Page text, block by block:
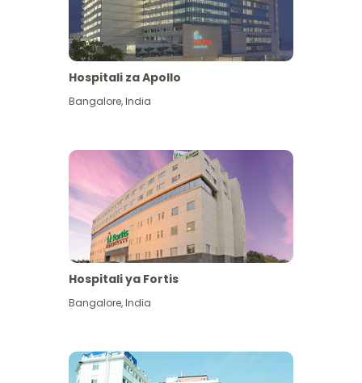
Hospitali za Apollo
Bangalore,India
Hospitali ya Fortis
Bangalore,India